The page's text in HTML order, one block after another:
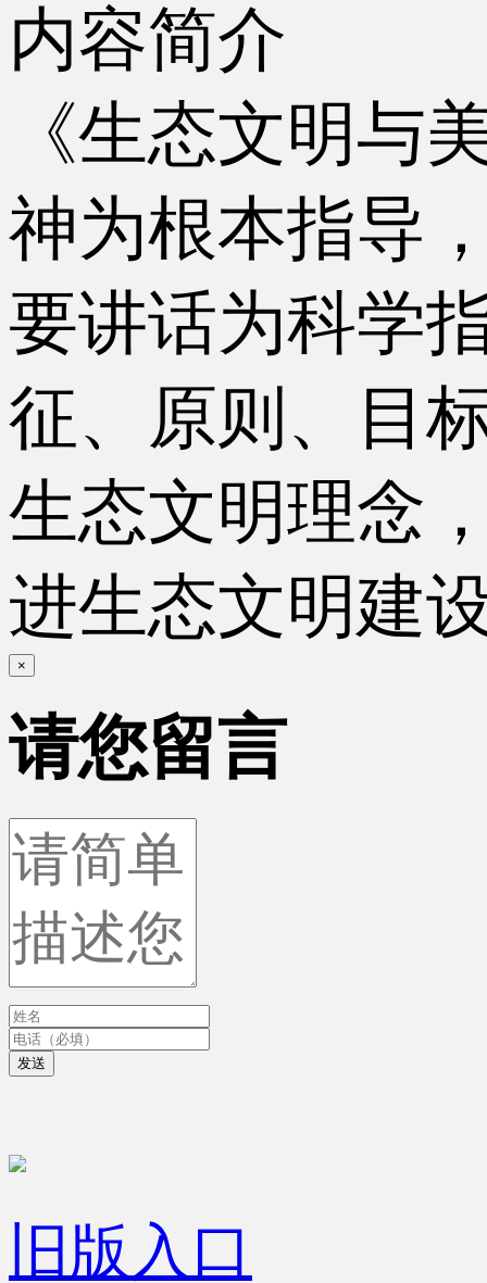
内容简介
《生态文明与
神为根本指导
要讲话为科学
征、原则、目
生态文明理念
进生态文明建
×
请您留言
发送
旧版入口